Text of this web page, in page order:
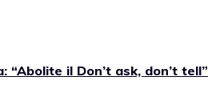
“Abolite il Don’t ask, don’t tell”